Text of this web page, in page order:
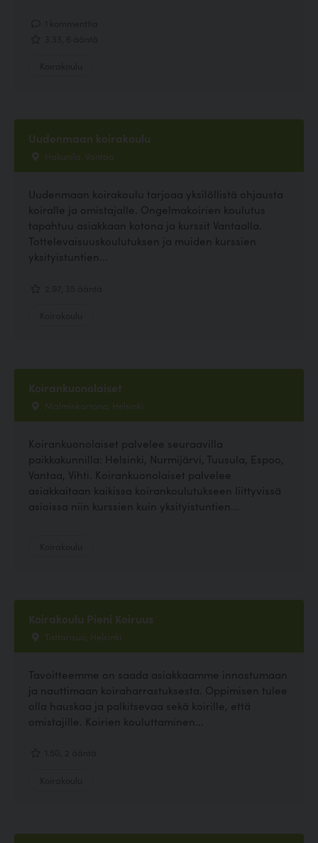
Uudenmaan koirakoulu
Hakunila, Vantaa
Uudenmaan koirakoulu tarjoaa yksilöllistä ohjausta
koiralle ja omistajalle. Ongelmakoirien koulutus
tapahtuu asiakkaan kotona ja kurssit Vantaalla.
Tottelevaisuuskoulutuksen ja muiden kurssien
yksityistuntien...
Koirankuonolaiset
Malminkartano, Helsinki
Koirankuonolaiset palvelee seuraavilla
paikkakunnilla: Helsinki, Nurmijärvi, Tuusula, Espoo,
Vantaa, Vihti. Koirankuonolaiset palvelee
asiakkaitaan kaikissa koirankoulutukseen liittyvissä
asioissa niin kurssien kuin yksityistuntien...
Koirakoulu Pieni Koiruus
Tattarisuo, Helsinki
Tavoitteemme on saada asiakkaamme innostumaan
ja nauttimaan koiraharrastuksesta. Oppimisen tulee
olla hauskaa ja palkitsevaa sekä koirille, että
omistajille. Koirien kouluttaminen...